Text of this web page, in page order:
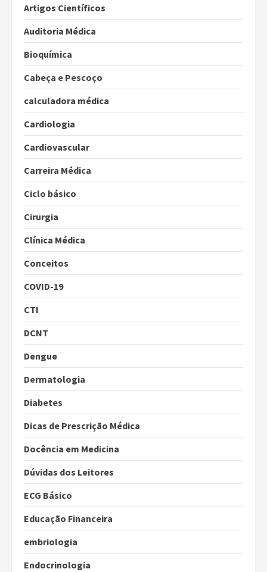
Artigos Científicos
Auditoria Médica
Bioquímica
Cabeça e Pescoço
calculadora médica
Cardiologia
Cardiovascular
Carreira Médica
Ciclo básico
Cirurgia
Clínica Médica
Conceitos
COVID-19
CTI
DCNT
Dengue
Dermatologia
Diabetes
Dicas de Prescrição Médica
Docência em Medicina
Dúvidas dos Leitores
ECG Básico
Educação Financeira
embriologia
Endocrinologia